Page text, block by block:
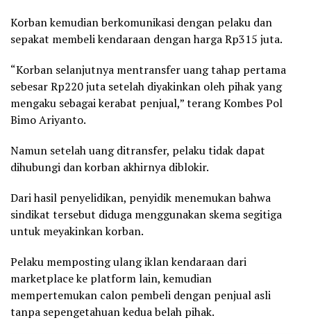
Korban kemudian berkomunikasi dengan pelaku dan
sepakat membeli kendaraan dengan harga Rp315 juta.
“Korban selanjutnya mentransfer uang tahap pertama
sebesar Rp220 juta setelah diyakinkan oleh pihak yang
mengaku sebagai kerabat penjual,” terang Kombes Pol
Bimo Ariyanto.
Namun setelah uang ditransfer, pelaku tidak dapat
dihubungi dan korban akhirnya diblokir.
Dari hasil penyelidikan, penyidik menemukan bahwa
sindikat tersebut diduga menggunakan skema segitiga
untuk meyakinkan korban.
Pelaku memposting ulang iklan kendaraan dari
marketplace ke platform lain, kemudian
mempertemukan calon pembeli dengan penjual asli
tanpa sepengetahuan kedua belah pihak.